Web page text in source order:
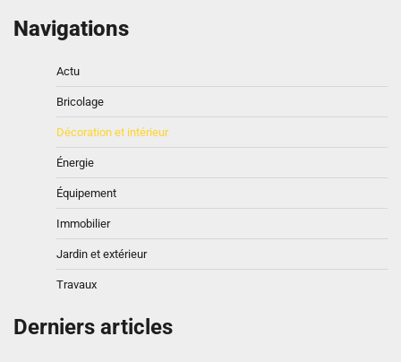
Navigations
Actu
Bricolage
Décoration et intérieur
Énergie
Équipement
Immobilier
Jardin et extérieur
Travaux
Derniers articles